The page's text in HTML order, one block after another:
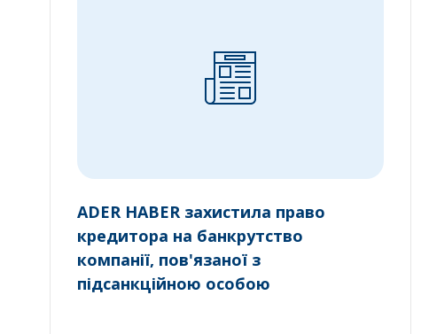
ADER HABER захистила право
кредитора на банкрутство
компанії, пов'язаної з
підсанкційною особою